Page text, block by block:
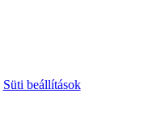
Süti beállítások